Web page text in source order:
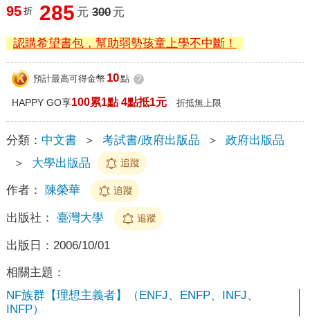
95 折 285 元 300 元
認購希望書包，幫助弱勢孩童上學不中斷！
預計最高可得金幣 10點 ?
HAPPY GO享100累1點 4點抵1元 折抵無上限
分類： 中文書 ＞ 考試書/政府出版品 ＞
政府出版品
＞
大學出版品 追蹤
作者： 陳榮華 追蹤
出版社： 臺灣大學 追蹤
出版日： 2006/10/01
相關主題：
NF族群【理想主義者】（ENFJ、ENFP、INFJ、
INFP）